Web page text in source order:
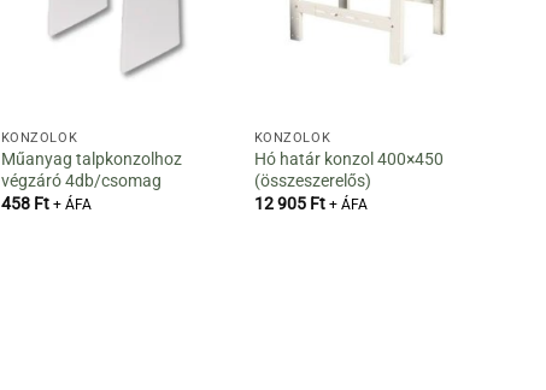
KONZOLOK
Műanyag talpkonzolhoz
végzáró 4db/csomag
458 Ft + ÁFA
KONZOLOK
Hó határ konzol 400×450
(összeszerelős)
12 905 Ft + ÁFA